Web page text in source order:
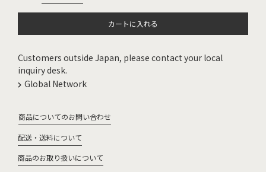
カートに入れる
Customers outside Japan, please contact your local
inquiry desk.
Global Network
商品についてのお問い合わせ
配送・送料について
商品のお取り扱いについて